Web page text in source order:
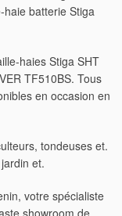
haie batterie Stiga
haies Stiga SHT
TF510BS. Tous
en occasion en
tondeuses et.
et.
votre spécialiste
showroom de